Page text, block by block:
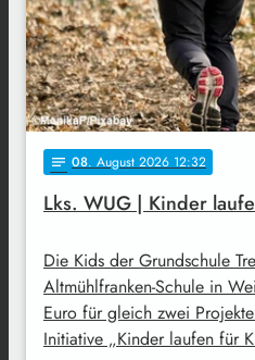
notes 08. August 2026 12:32
Lks. WUG | Kinder
Die Kids der Grundschule
Altmühlfranken-Schule in
Euro für gleich zwei
Initiative „Kinder laufen für